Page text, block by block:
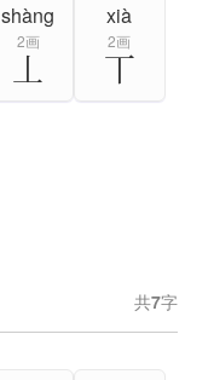
shàng
2画
丄
xià
2画
丅
共7字